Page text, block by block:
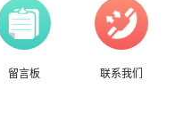
留言板 联系我们